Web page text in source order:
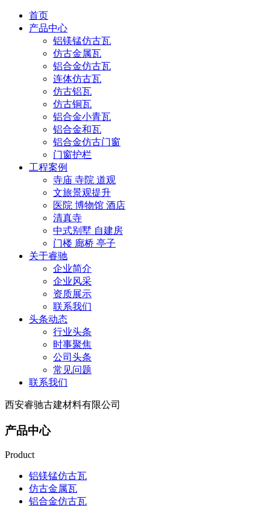
首页
产品中心
铝镁锰仿古瓦
仿古金属瓦
铝合金仿古瓦
连体仿古瓦
仿古铝瓦
仿古铜瓦
铝合金小青瓦
铝合金和瓦
铝合金仿古门窗
门窗护栏
工程案例
寺庙 寺院 道观
文旅景观提升
医院 博物馆 酒店
清真寺
中式别墅 自建房
门楼 廊桥 亭子
关于睿驰
企业简介
企业风采
资质展示
联系我们
头条动态
行业头条
时事聚焦
公司头条
常见问题
联系我们
西安睿驰古建材料有限公司
产品中心
Product
铝镁锰仿古瓦
仿古金属瓦
铝合金仿古瓦